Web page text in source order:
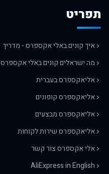
תפריט
איך קונים באלי אקספרס - מדריך
מה ישראלים קונים באלי אקספרס
אליאקספרס בעברית
אליאקספרס קופונים
אליאקספרס מבצעים
אליאקספרס שירות לקוחות
אלי אקספרס צור קשר
AliExpress in English